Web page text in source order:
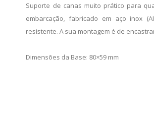
Suporte de canas muito prático para
embarcação, fabricado em aço inox
resistente. A sua montagem é de
Dimensões da Base: 80×59 mm